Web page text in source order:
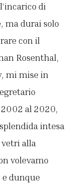
di
ma durai solo
con il
Rosenthal,
mi mise in
2002 al 2020,
intesa
alla
volevamo
e dunque